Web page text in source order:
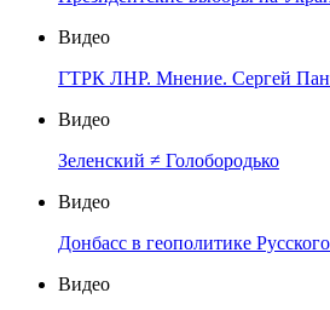
Видео
ГТРК ЛНР. Мнение. Сергей
Видео
Зеленский ≠ Голобородько
Видео
Донбасс в геополитике
Видео